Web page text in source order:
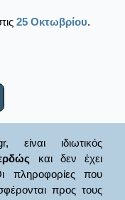
25 Οκτωβρίου.
ιδιωτικός
και δεν έχει
πληροφορίες που
προς τους